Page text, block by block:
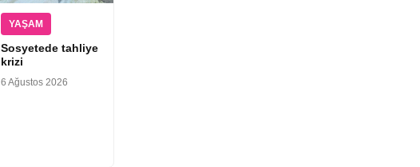
YAŞAM
Sosyetede tahliye
krizi
6 Ağustos 2026